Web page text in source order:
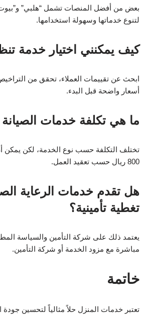
بعض من أفضل المنصات تشمل “هلبي”
لتنوع خدماتها وسهولة استخدامها.
كيف يمكنني اختيار خدمة
ابحث عن تقييمات العملاء، تحقق من
أسعار واضحة قبل البدء.
ما هي تكلفة خدمات الصيانة
800 ريال حسب تعقيد العمل.
هل تقدم خدمات الرعاية
تغطية تأمينية؟
يعتمد ذلك على شركة التأمين والسياسة
مباشرة مع مزود الخدمة أو شركة التأمين.
خاتمة
تعتبر خدمات المنزل حلاً مثالياً لتحسين جودة